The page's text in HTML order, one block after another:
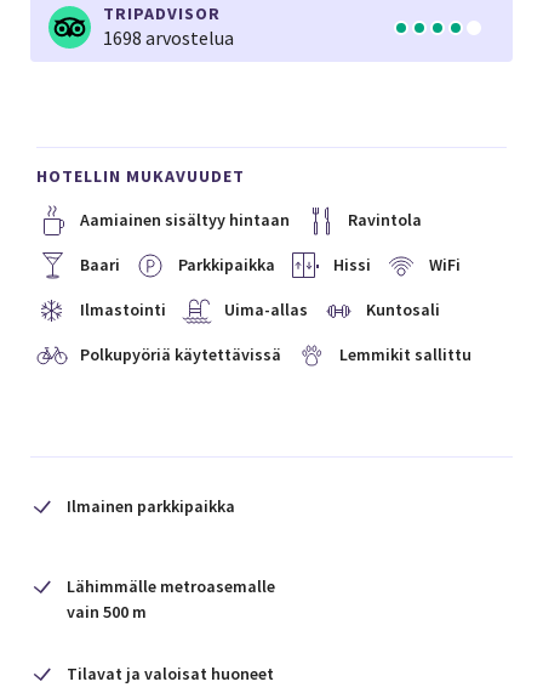
TRIPADVISOR
1698 arvostelua
HOTELLIN MUKAVUUDET
Aamiainen sisältyy hintaan
Ravintola
Baari Parkkipaikka Hissi WiFi
Ilmastointi Uima-allas Kuntosali
Polkupyöriä käytettävissä Lemmikit sallittu
Ilmainen parkkipaikka
Lähimmälle metroasemalle
vain 500 m
Tilavat ja valoisat huoneet